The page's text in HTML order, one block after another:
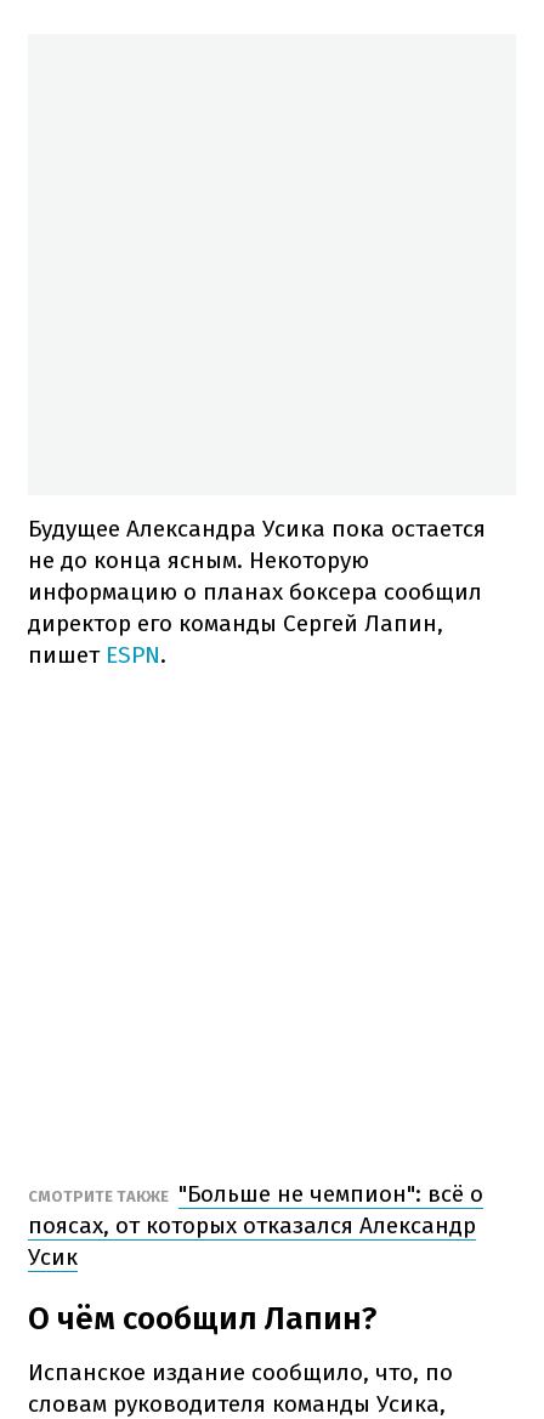
Будущее Александра Усика пока остается
не до конца ясным. Некоторую
информацию о планах боксера сообщил
директор его команды Сергей Лапин,
пишет ESPN.
СМОТРИТЕ ТАКЖЕ "Больше не чемпион": всё о
поясах, от которых отказался Александр
Усик
О чём сообщил Лапин?
Испанское издание сообщило, что, по
словам руководителя команды Усика,